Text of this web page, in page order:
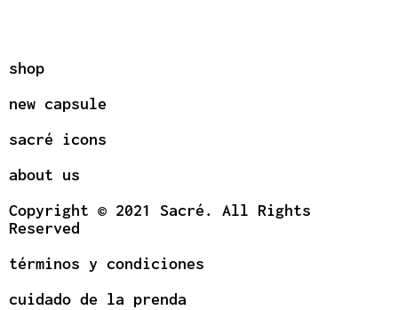
shop
new capsule
sacré icons
about us
Copyright © 2021 Sacré. All Rights
Reserved
términos y condiciones
cuidado de la prenda